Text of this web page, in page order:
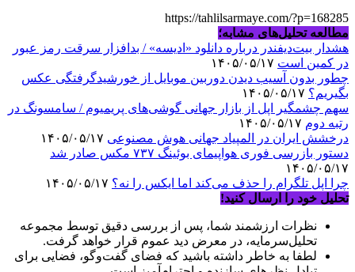
https://tahlilsarmaye.com/?p=168285
مطالعه تحلیل‌های مشابه؛
هشدار بیت‌دیفندر درباره دانلود «ادیسه» / بدافزار سرقت رمز عبور
در کمین است
چطور بدون آسیب دیدن دوربین موبایل از خورشیدگرفتگی عکس
بگیریم؟
سهم چشمگیر اپل از بازار جهانی گوشی‌های پریمیوم / سامسونگ در
رتبه دوم
درخشش ایران در المپیاد جهانی هوش مصنوعی
دستور بازرسی فوری هواپیمای بوئینگ ۷۳۷ مکس صادر شد
۱۴۰۵/۰۵/۱۷
چرا اپل تلگرام را حذف می‌کند اما ایکس را نه؟
تحلیل خود را ارسال کنید!
نظرات ارزشمند شما، پس از بررسی دقیق توسط مجموعه
تحلیل‌سرمایه، در معرض دید عموم قرار خواهد گرفت.
لطفا به خاطر داشته باشید که فضای گفت‌وگو، فضایی برای